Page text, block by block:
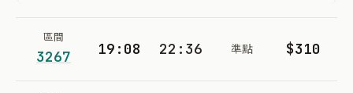
區間
3267 19:08 22:36 準點 $310